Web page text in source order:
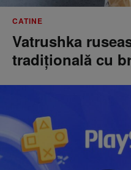
CATINE
Vatrushka
tradițională cu